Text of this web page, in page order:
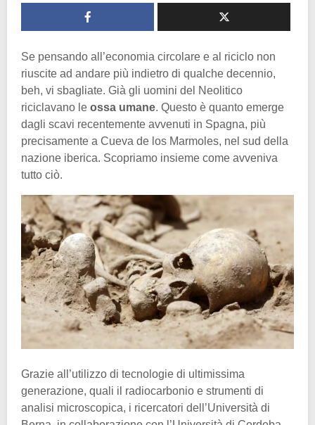
Se pensando all’economia circolare e al riciclo non
riuscite ad andare più indietro di qualche decennio,
beh, vi sbagliate. Già gli uomini del Neolitico
riciclavano le ossa umane. Questo è quanto emerge
dagli scavi recentemente avvenuti in Spagna, più
precisamente a Cueva de los Marmoles, nel sud della
nazione iberica. Scopriamo insieme come avveniva
tutto ciò.
Grazie all’utilizzo di tecnologie di ultimissima
generazione, quali il radiocarbonio e strumenti di
analisi microscopica, i ricercatori dell’Università di